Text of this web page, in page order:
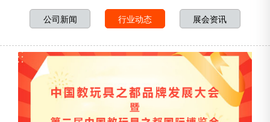
公司新闻 行业动态 展会资讯